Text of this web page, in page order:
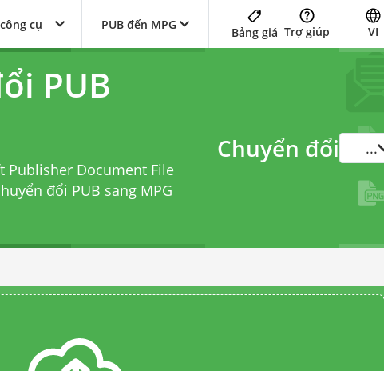
cụ PUB đến MPG
Bảng giá Trợ giúp VI
PUB
Publisher Document File
đổi PUB sang MPG
Chuyển đổi ...